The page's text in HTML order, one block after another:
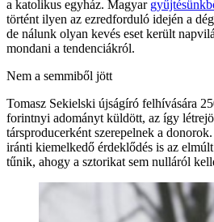
a katolikus egyház. Magyar
történt ilyen az ezredforduló idején a
de nálunk olyan kevés eset került
mondani a tendenciákról.
Nem a semmiből jött
Tomasz Sekielski újságíró felhívására
forintnyi adományt küldött, az így
társproducerként szerepelnek a
iránti kiemelkedő érdeklődés is az
tűnik, ahogy a sztorikat sem nulláról